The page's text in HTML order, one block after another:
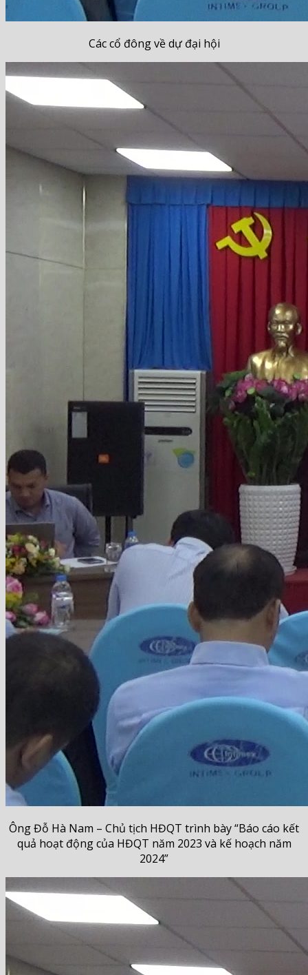
Các cổ đông về dự đại hội
Ông Đỗ Hà Nam – Chủ tịch HĐQT trình bày “Báo cáo kết
quả hoạt động của HĐQT năm 2023 và kế hoạch năm
2024”